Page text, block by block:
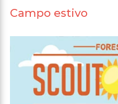
Campo estivo